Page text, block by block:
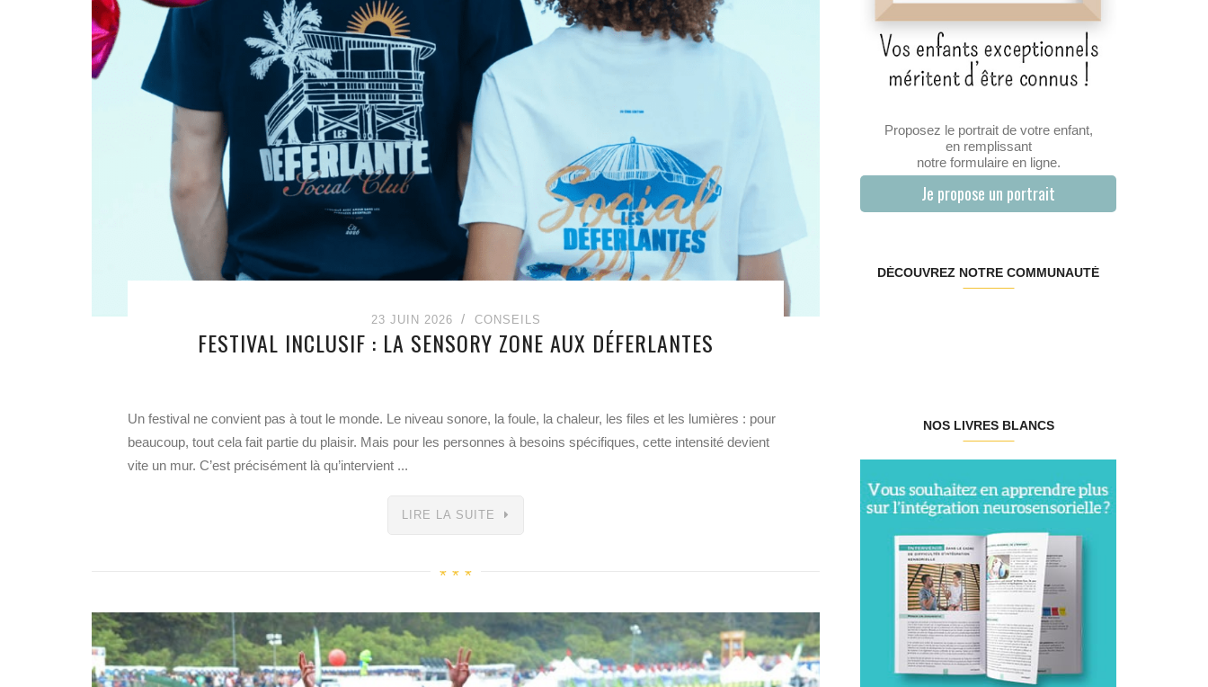
23 JUIN 2026 CONSEILS
FESTIVAL INCLUSIF : LA SENSORY ZONE AUX DÉFERLANTES
Un festival ne convient pas à tout le monde. Le niveau sonore, la foule, la chaleur, les files et les lumières : pour
beaucoup, tout cela fait partie du plaisir. Mais pour les personnes à besoins spécifiques, cette intensité devient
vite un mur. C’est précisément là qu’intervient ...
LIRE LA SUITE
Proposez le portrait de votre enfant,
en remplissant
notre formulaire en ligne.
Je propose un portrait
DÉCOUVREZ NOTRE COMMUNAUTÉ
NOS LIVRES BLANCS